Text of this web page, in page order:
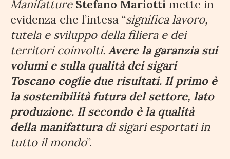
Manifatture Stefano Mariotti mette in
evidenza che l’intesa “significa lavoro,
tutela e sviluppo della filiera e dei
territori coinvolti. Avere la garanzia sui
volumi e sulla qualità dei sigari
Toscano coglie due risultati. Il primo è
la sostenibilità futura del settore, lato
produzione. Il secondo è la qualità
della manifatturadi sigari esportati in
tutto il mondo”.